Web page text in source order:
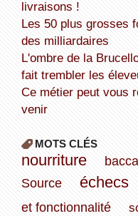
livraisons !
Les 50 plus grosses fortunes de France sont tous
des milliardaires
L'ombre de la Brucellose : Comment une bactérie
fait trembler les
Ce métier peut vous rendre riche dans les années à
venir
MOTS CLÉS
nourriture
Source
échecs
et fonctionnalité